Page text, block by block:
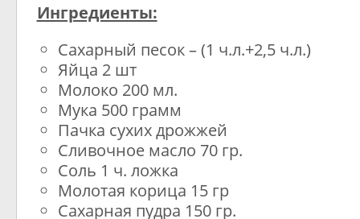
Ингредиенты:
Сахарный песок – (1 ч.л.+2,5 ч.л.)
Яйца 2 шт
Молоко 200 мл.
Мука 500 грамм
Пачка сухих дрожжей
Сливочное масло 70 гр.
Соль 1 ч. ложка
Молотая корица 15 гр
Сахарная пудра 150 гр.